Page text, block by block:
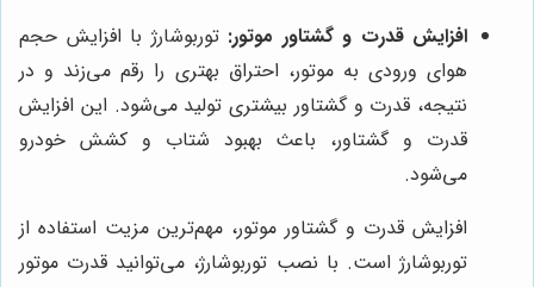
افزایش قدرت و گشتاور موتور: توربوشارژ با افزایش حجم
هوای ورودی به موتور، احتراق بهتری را رقم می‌زند و در
نتیجه، قدرت و گشتاور بیشتری تولید می‌شود. این افزایش
قدرت و گشتاور، باعث بهبود شتاب و کشش خودرو
می‌شود.
افزایش قدرت و گشتاور موتور، مهم‌ترین مزیت استفاده از
توربوشارژ است. با نصب توربوشارژ، می‌توانید قدرت موتور